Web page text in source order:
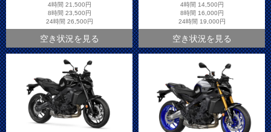
4時間 21,500円
8時間 23,500円
24時間 26,500円
空き状況を見る
4時間 14,500円
8時間 16,000円
24時間 19,000円
空き状況を見る